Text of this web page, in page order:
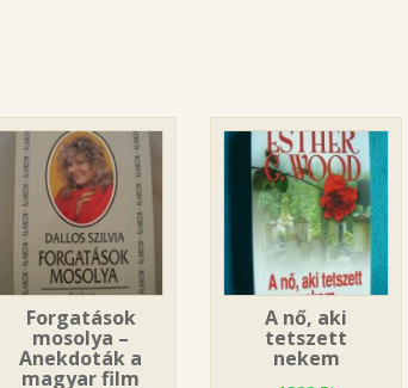
Forgatások
mosolya –
Anekdoták a
magyar film
A nő, aki
tetszett
nekem